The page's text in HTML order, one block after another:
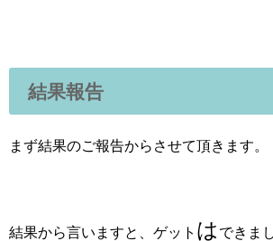
結果報告
まず結果のご報告からさせて頂きます。
結果から言いますと、ゲット は できま